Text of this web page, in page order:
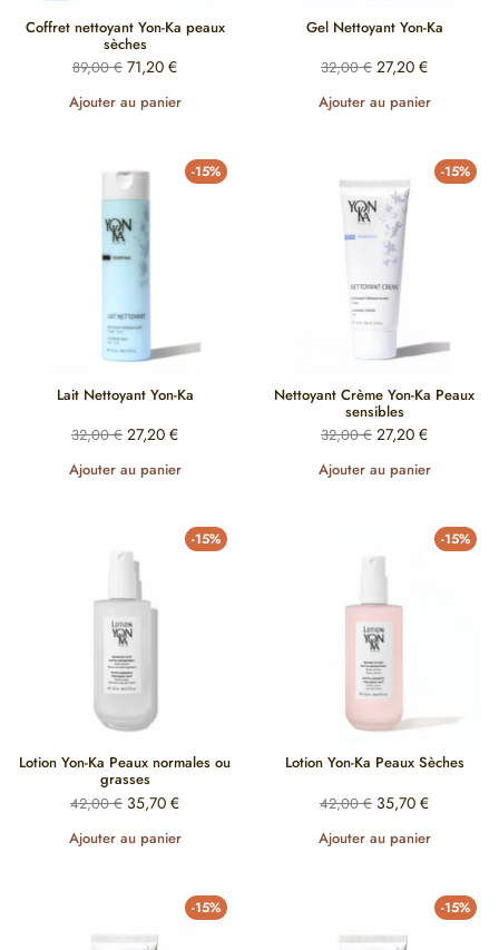
Coffret nettoyant Yon-Ka peaux
sèches
89,00€ 71,20 €
Ajouter au panier
Gel Nettoyant Yon-Ka
32,00€ 27,20 €
Ajouter au panier
-15%
Lait Nettoyant Yon-Ka
32,00€ 27,20 €
Ajouter au panier
-15%
Nettoyant Crème Yon-Ka Peaux
sensibles
32,00€ 27,20 €
Ajouter au panier
-15%
Lotion Yon-Ka Peaux normales ou
grasses
42,00€ 35,70 €
Ajouter au panier
-15%
Lotion Yon-Ka Peaux Sèches
42,00€ 35,70 €
Ajouter au panier
-15% -15%